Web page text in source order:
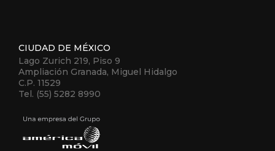
CIUDAD DE MÉXICO
Lago Zurich 219, Piso 9
Ampliación Granada, Miguel Hidalgo
C.P. 11529
Tel. (55) 5282 8990